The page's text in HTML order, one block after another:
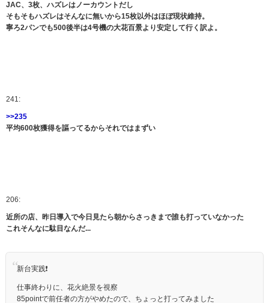
JAC、3枚、ハズレはノーカウントだし
そもそもハズレはそんなに無いから15枚以外はほぼ現状維持。
寧ろ2パンでも500後半は4号機の大花百景より安定して行く訳よ。
241:
>>235
平均600枚獲得を謳ってるからそれではまずい
206:
近所の店、昨日導入で今日見たら朝からさっきまで誰も打っていなかった
これそんなに駄目なんだ...
新台実践❗️
仕事終わりに、花火絶景を視察
85pointで前任者の方がやめたので、ちょっと打ってみました